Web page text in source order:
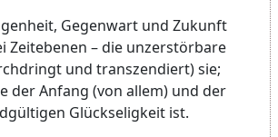
Gegenwart und Zukunft
Zeitebenen – die unzerstörbare
und transzendiert) sie;
der Anfang (von allem) und der
Glückseligkeit ist.